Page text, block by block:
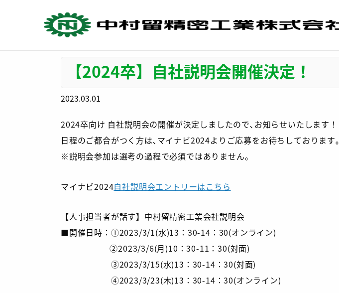
【2024卒】自社説明会開催決定！
2023.03.01
2024卒向け 自社説明会の開催が決定しましたので､お知らせいたします！
日程のご都合がつく方は､マイナビ2024よりご応募をお待ちしております｡
※説明会参加は選考の過程で必須ではありません。
マイナビ2024自社説明会エントリーはこちら
【人事担当者が話す】中村留精密工業会社説明会
■開催日時：①2023/3/1(水)13：30-14：30(オンライン)
②2023/3/6(月)10：30-11：30(対面)
③2023/3/15(水)13：30-14：30(対面)
④2023/3/23(木)13：30-14：30(オンライン)